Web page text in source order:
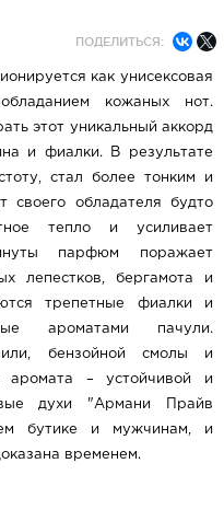
ПОДЕЛИТЬСЯ:
как унисексовая
кожаных нот.
этот уникальный аккорд
и фиалки. В результате
стал более тонким и
своего обладателя будто
тепло и усиливает
парфюм поражает
лепестков, бергамота и
трепетные фиалки и
ароматами пачули.
бензойной смолы и
аромата – устойчивой и
духи "Армани Прайв
бутике и мужчинам, и
временем.